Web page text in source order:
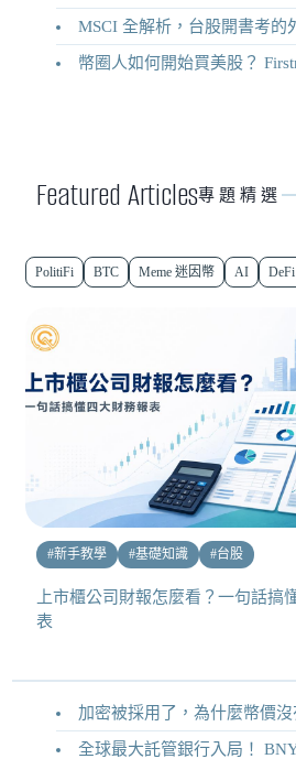
MSCI 全解析，台股開書考的外資行情，下
幣圈人如何開始買美股？ Firstrade 開戶
Featured Articles專題精選
PolitiFi BTC Meme 迷因幣 AI DeFi
#新手教學 #基礎知識 #台股
上市櫃公司財報怎麼看？一句話搞
表
加密被採用了，為什麼幣價沒有漲？｜採
全球最大託管銀行入局！ BNY Mellon 要